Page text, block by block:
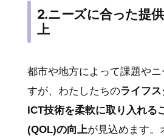
2.ニーズに合った提
上
都市や地方によって課題や
すが、わたしたちのライフ
ICT技術を柔軟に取り入れる
(QOL)の向上が見込めます。